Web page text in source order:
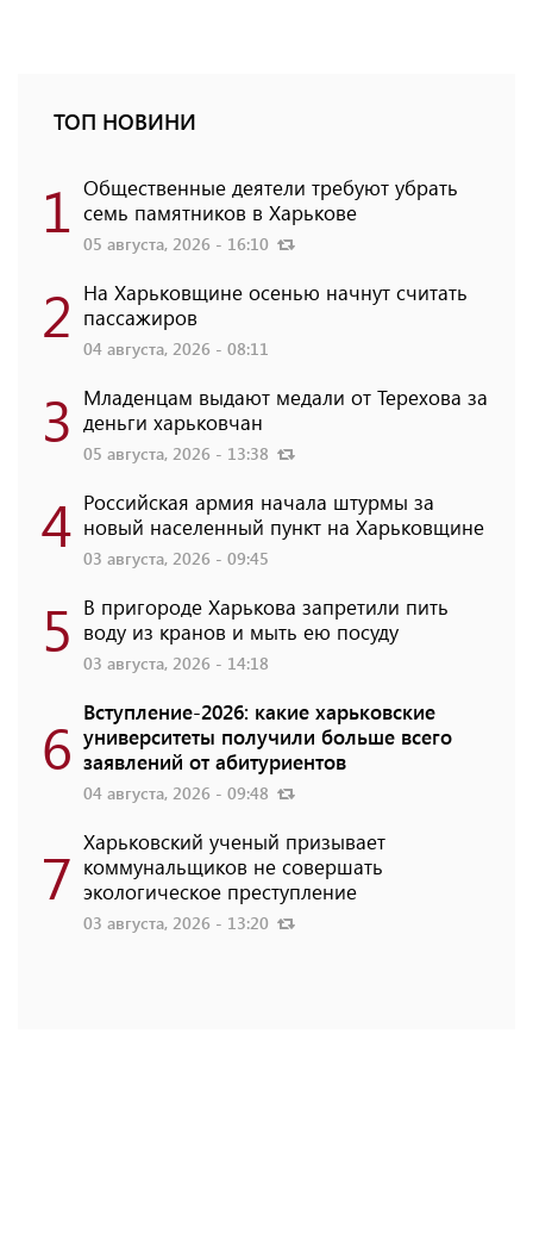
ТОП НОВИНИ
1 Общественные деятели требуют убрать
семь памятников в Харькове
05 августа, 2026 - 16:10
2 На Харьковщине осенью начнут считать
пассажиров
04 августа, 2026 - 08:11
3 Младенцам выдают медали от Терехова за
деньги харьковчан
05 августа, 2026 - 13:38
4 Российская армия начала штурмы за
новый населенный пункт на Харьковщине
03 августа, 2026 - 09:45
5 В пригороде Харькова запретили пить
воду из кранов и мыть ею посуду
03 августа, 2026 - 14:18
6 Вступление-2026: какие харьковские
университеты получили больше всего
заявлений от абитуриентов
04 августа, 2026 - 09:48
7 Харьковский ученый призывает
коммунальщиков не совершать
экологическое преступление
03 августа, 2026 - 13:20